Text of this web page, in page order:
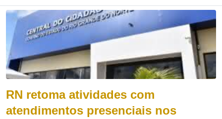
RN retoma atividades com
atendimentos presenciais nos